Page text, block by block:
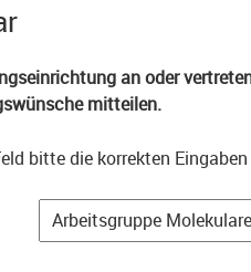
an oder
mitteilen.
bitte die korrekten Eingaben